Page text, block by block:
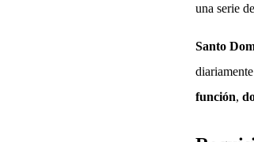
una serie
Santo
función,